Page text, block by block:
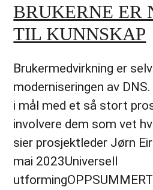
BRUKERNE ER
TIL KUNNSKAP
Brukermedvirkning er
moderniseringen av
i mål med et så stort
involvere dem som vet
sier prosjektleder Jørn
mai 2023Universell
utformingOPPSUMMERT